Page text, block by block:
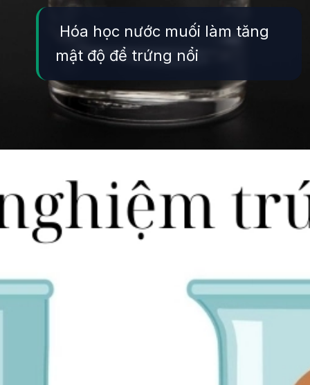
Hóa học nước muối làm tăng
mật độ để trứng nổi